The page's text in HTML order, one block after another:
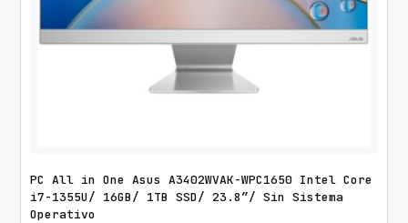
PC All in One Asus A3402WVAK-WPC1650 Intel Core
i7-1355U/ 16GB/ 1TB SSD/ 23.8″/ Sin Sistema
Operativo